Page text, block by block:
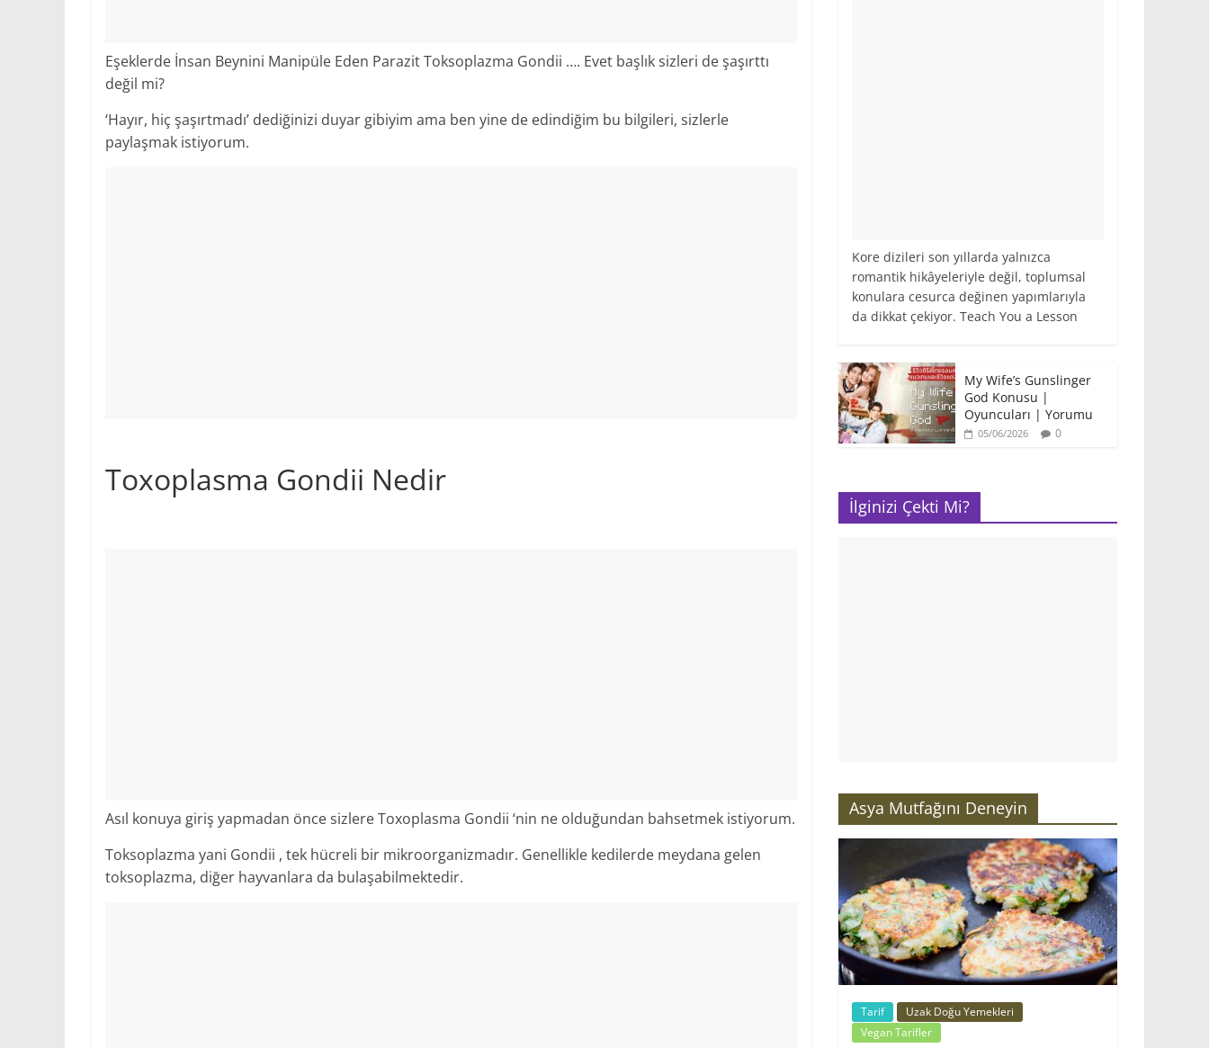
Eşeklerde İnsan Beynini Manipüle Eden Parazit Toksoplazma Gondii …. Evet başlık sizleri de şaşırttı
değil mi?
‘Hayır, hiç şaşırtmadı’ dediğinizi duyar gibiyim ama ben yine de edindiğim bu bilgileri, sizlerle
paylaşmak istiyorum.
Toxoplasma Gondii Nedir
Asıl konuya giriş yapmadan önce sizlere Toxoplasma Gondii ‘nin ne olduğundan bahsetmek istiyorum.
Toksoplazma yani Gondii , tek hücreli bir mikroorganizmadır. Genellikle kedilerde meydana gelen
toksoplazma, diğer hayvanlara da bulaşabilmektedir.
Kore dizileri son yıllarda yalnızca
romantik hikâyeleriyle değil, toplumsal
konulara cesurca değinen yapımlarıyla
da dikkat çekiyor. Teach You a Lesson
My Wife’s Gunslinger
God Konusu |
Oyuncuları | Yorumu
05/06/2026 0
İlginizi Çekti Mi?
Asya Mutfağını Deneyin
Tarif
Uzak Doğu Yemekleri
Vegan Tarifler